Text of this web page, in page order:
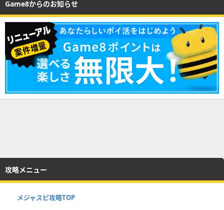
Game8からのお知らせ
攻略メニュー
メジャスピ攻略TOP